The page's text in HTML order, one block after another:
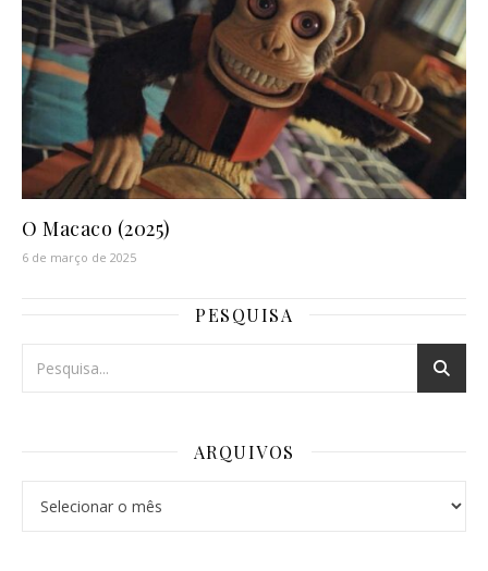
O Macaco (2025)
6 de março de 2025
PESQUISA
ARQUIVOS